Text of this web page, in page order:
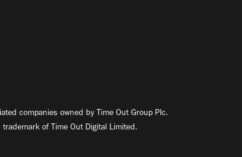
companies owned by Time Out Group Plc.
of Time Out Digital Limited.